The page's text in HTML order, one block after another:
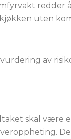
redder
kjøkken uten
av
skal være